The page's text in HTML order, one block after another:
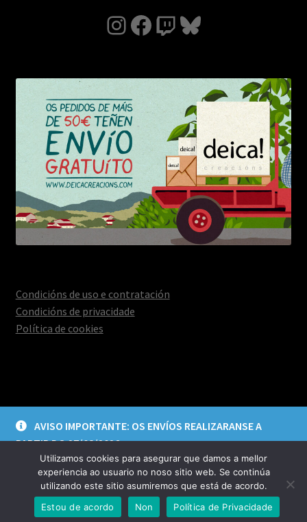
AVISO IMPORTANTE: OS ENVÍOS REALIZARANSE A
PARTIR DO 27/08/2026
Descartar
Instagram
Facebook
TwitchBluesky
Condicións de uso e contratación
Condicións de privacidade
Política de cookies
Aviso legal e política de privacidade
Construído con
0
Utilizamos cookies para asegurar que damos a mellor
experiencia ao usuario no noso sitio web. Se continúa
utilizando este sitio asumiremos que está de acordo.
Estou de acordo
Non Política de Privacidade